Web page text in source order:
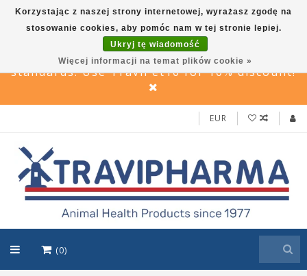
Travi Pet –Reliable care solutions for pets,
in line with Travipharma’s quality
standards. Use TraviPet10 for 10% discount!
EUR
(0)
Korzystając z naszej strony internetowej, wyrażasz zgodę na
stosowanie cookies, aby pomóc nam w tej stronie lepiej.
Ukryj tę wiadomość
Więcej informacji na temat plików cookie »